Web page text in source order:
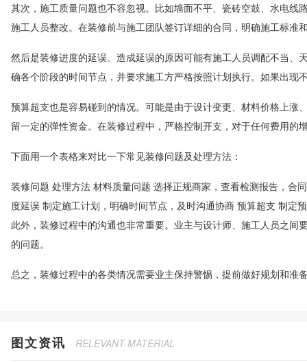
其次，施工质量问题也不容忽视。比如墙面不平、瓷砖空鼓、水电
施工人员整改。在装修前与施工团队签订详细的合同，明确施工标准
然后是装修进度的延误。造成延误的原因可能有施工人员调配不当
确各个阶段的时间节点，并要求施工方严格按照计划执行。如果出
预算超支也是容易碰到的情况。可能是由于设计变更、材料价格上
留一定的弹性资金。在装修过程中，严格控制开支，对于任何费用的
下面用一个表格来对比一下常见装修问题及处理方法：
装修问题 处理方法 材料质量问题 选择正规商家，查看检测报告，合
度延误 制定施工计划，明确时间节点，及时沟通协商 预算超支 制定
此外，装修过程中的沟通也非常重要。业主与设计师、施工人员之
的问题。
总之，装修过程中的各类情况需要业主保持警惕，提前做好规划和
图文资讯 RELEVANT MATERIAL